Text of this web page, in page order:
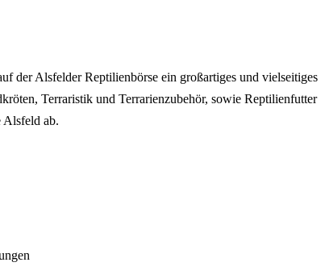
der Alsfelder Reptilienbörse ein großartiges und vielseitiges
Terraristik und Terrarienzubehör, sowie Reptilienfutter
Alsfeld ab.